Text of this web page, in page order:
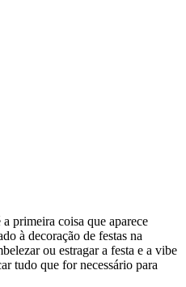
primeira coisa que aparece
à decoração de festas na
ou estragar a festa e a vibe
tudo que for necessário para